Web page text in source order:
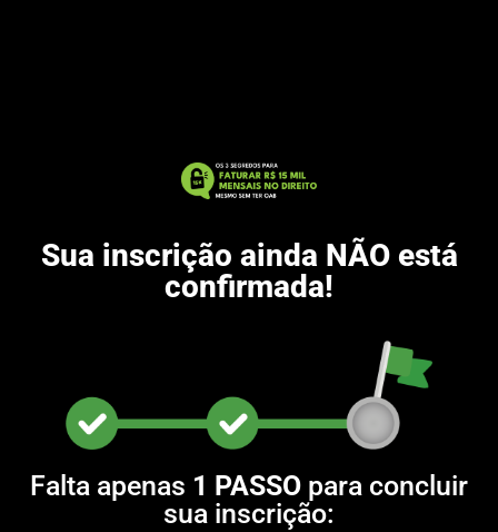
Sua inscrição ainda NÃO está
confirmada!
Falta apenas 1 PASSO para concluir
sua inscrição: